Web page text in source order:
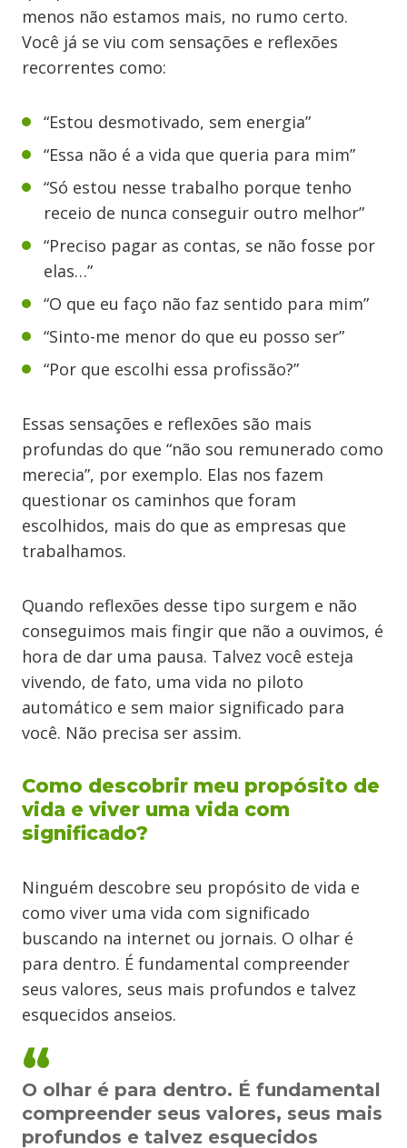
menos não estamos mais, no rumo certo.
Você já se viu com sensações e reflexões
recorrentes como:
“Estou desmotivado, sem energia”
“Essa não é a vida que queria para mim”
“Só estou nesse trabalho porque tenho
receio de nunca conseguir outro melhor”
“Preciso pagar as contas, se não fosse por
elas…”
“O que eu faço não faz sentido para mim”
“Sinto-me menor do que eu posso ser”
“Por que escolhi essa profissão?”
Essas sensações e reflexões são mais
profundas do que “não sou remunerado como
merecia”, por exemplo. Elas nos fazem
questionar os caminhos que foram
escolhidos, mais do que as empresas que
trabalhamos.
Quando reflexões desse tipo surgem e não
conseguimos mais fingir que não a ouvimos, é
hora de dar uma pausa. Talvez você esteja
vivendo, de fato, uma vida no piloto
automático e sem maior significado para
você. Não precisa ser assim.
Como descobrir meu propósito de
vida e viver uma vida com
significado?
Ninguém descobre seu propósito de vida e
como viver uma vida com significado
buscando na internet ou jornais. O olhar é
para dentro. É fundamental compreender
seus valores, seus mais profundos e talvez
esquecidos anseios.
O olhar é para dentro. É fundamental
compreender seus valores, seus mais
profundos e talvez esquecidos